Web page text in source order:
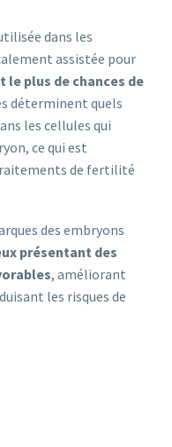
dans les
assistée pour
le plus de chances de
déterminent quels
les cellules qui
ce qui est
de fertilité
des embryons
présentant des
, améliorant
les risques de